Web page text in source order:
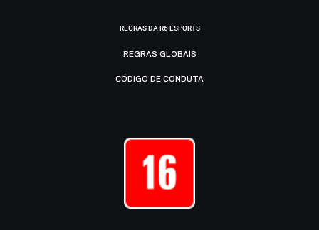
REGRAS DA R6 ESPORTS
REGRAS GLOBAIS
CÓDIGO DE CONDUTA